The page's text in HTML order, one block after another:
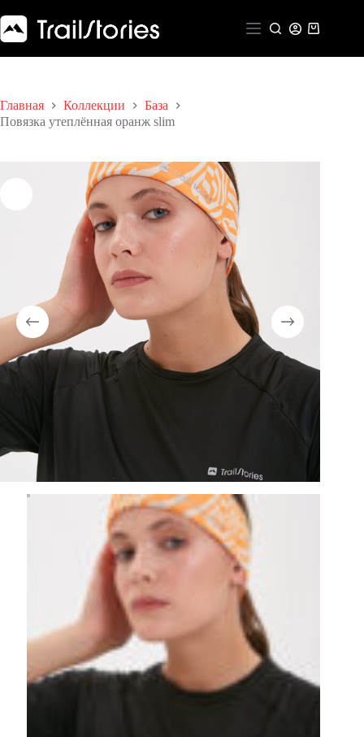
к
сути
Корзина
Главная Коллекции
База
Повязка утеплённая оранж slim